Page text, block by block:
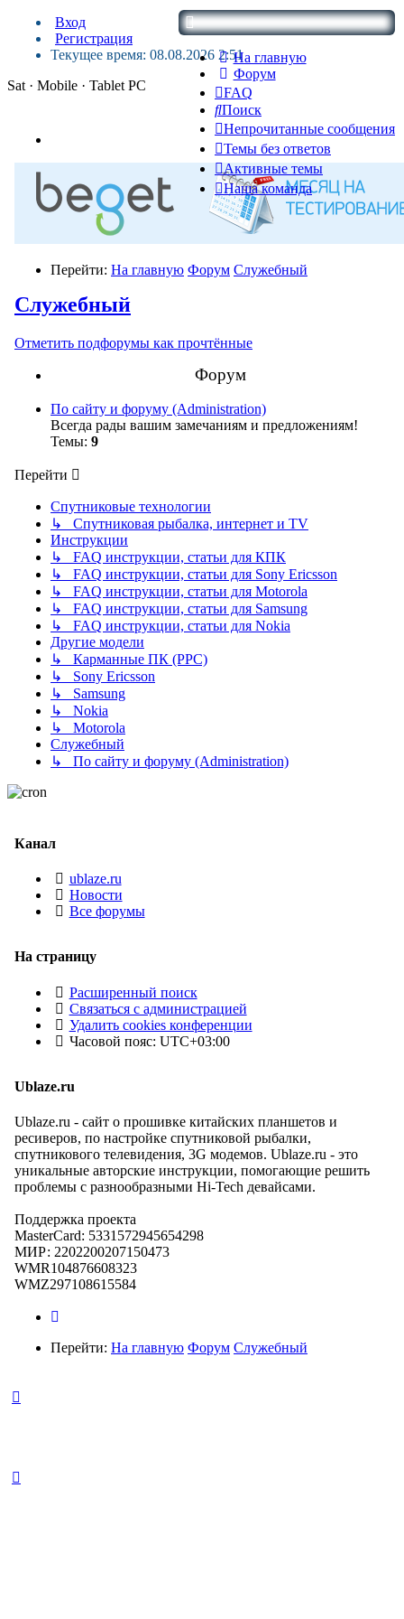
На главную
Форум
FAQ
Поиск
Непрочитанные сообщения
Темы без ответов
Активные темы
Наша команда
Вход
Регистрация
Текущее время: 08.08.2026 2:51
Sat · Mobile · Tablet PC
Перейти: На главную Форум Служебный
Служебный
Отметить подфорумы как прочтённые
Форум
По сайту и форуму (Administration)
Всегда рады вашим замечаниям и предложениям!
Темы: 9
Перейти
Спутниковые технологии
↳ Спутниковая рыбалка, интернет и TV
Инструкции
↳ FAQ инструкции, статьи для КПК
↳ FAQ инструкции, статьи для Sony Ericsson
↳ FAQ инструкции, статьи для Motorola
↳ FAQ инструкции, статьи для Samsung
↳ FAQ инструкции, статьи для Nokia
Другие модели
↳ Карманные ПК (PPC)
↳ Sony Ericsson
↳ Samsung
↳ Nokia
↳ Motorola
Служебный
↳ По сайту и форуму (Administration)
Канал
ublaze.ru
Новости
Все форумы
На страницу
Расширенный поиск
Связаться с администрацией
Удалить cookies конференции
Часовой пояс: UTC+03:00
Ublaze.ru
Ublaze.ru - сайт о прошивке китайских планшетов и
ресиверов, по настройке спутниковой рыбалки,
спутникового телевидения, 3G модемов. Ublaze.ru - это
уникальные авторские инструкции, помогающие решить
проблемы с разнообразными Hi-Tech девайсами.
Поддержка проекта
MasterCard: 5331572945654298
МИР: 2202200207150473
WMR104876608323
WMZ297108615584
Перейти: На главную Форум Служебный